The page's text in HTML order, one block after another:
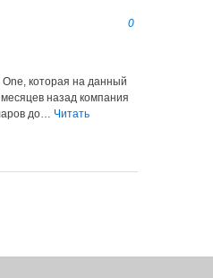
0
которая на данный
назад компания
до… Читать